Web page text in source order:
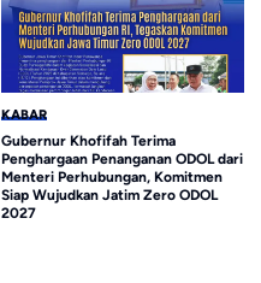
KABAR
Gubernur Khofifah Terima
Penghargaan Penanganan ODOL dari
Menteri Perhubungan, Komitmen
Siap Wujudkan Jatim Zero ODOL
2027